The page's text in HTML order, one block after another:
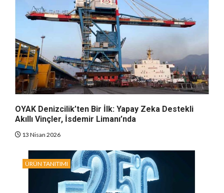
OYAK Denizcilik’ten Bir İlk: Yapay Zeka Destekli
Akıllı Vinçler, İsdemir Limanı’nda
13 Nisan 2026
ÜRÜN TANITIMI